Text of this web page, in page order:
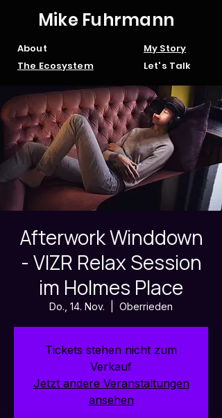
Mike Fuhrmann
About
The Ecosystem
My Story
Let's Talk
Afterwork Winddown
- VIZR Relax Session
im Holmes Place
Do., 14. Nov. Oberrieden
Tickets stehen nicht zum
Verkauf
Jetzt andere Veranstaltungen
ansehen